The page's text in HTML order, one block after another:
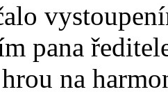
pana
na